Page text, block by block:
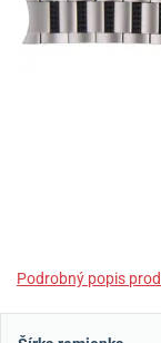
Podrobný popis